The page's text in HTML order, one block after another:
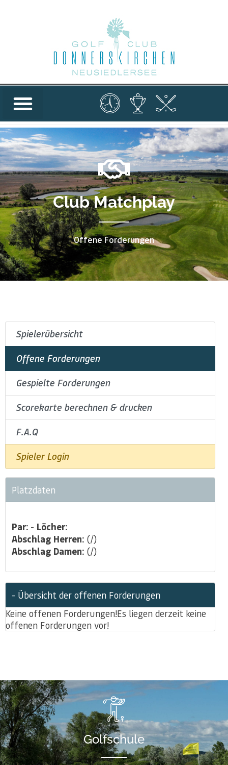
Club Matchplay
Offene Forderungen
Spielerübersicht
Offene Forderungen
Gespielte Forderungen
Scorekarte berechnen & drucken
F.A.Q
Spieler Login
Platzdaten
Par: - Löcher:
Abschlag Herren: (/)
Abschlag Damen: (/)
- Übersicht der offenen Forderungen
Keine offenen Forderungen!Es liegen derzeit keine
offenen Forderungen vor!
Golfschule